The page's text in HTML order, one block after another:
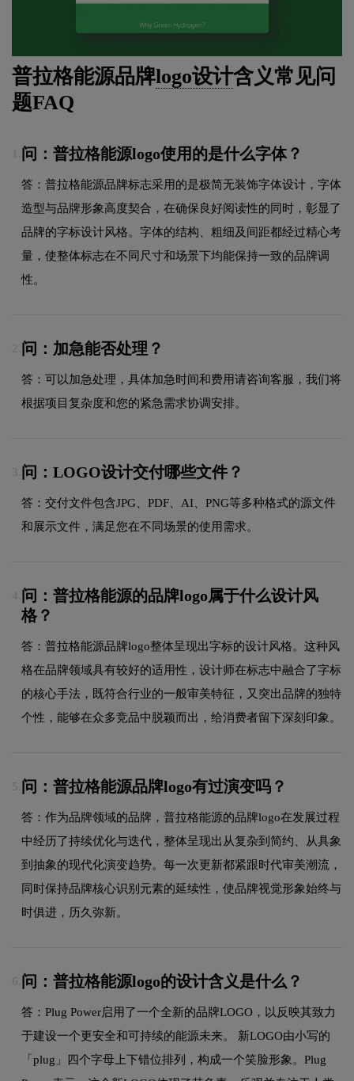
普拉格能源品牌logo设计含义常见问
题FAQ
问：普拉格能源logo使用的是什么字体？
答：普拉格能源品牌标志采用的是极简无装饰字体设计，字体
造型与品牌形象高度契合，在确保良好阅读性的同时，彰显了
品牌的字标设计风格。字体的结构、粗细及间距都经过精心考
量，使整体标志在不同尺寸和场景下均能保持一致的品牌调
性。
2. 问：加急能否处理？
答：可以加急处理，具体加急时间和费用请咨询客服，我们将
根据项目复杂度和您的紧急需求协调安排。
3. 问：LOGO设计交付哪些文件？
答：交付文件包含JPG、PDF、AI、PNG等多种格式的源文件
和展示文件，满足您在不同场景的使用需求。
4. 问：普拉格能源的品牌logo属于什么设计风
格？
答：普拉格能源品牌logo整体呈现出字标的设计风格。这种风
格在品牌领域具有较好的适用性，设计师在标志中融合了字标
的核心手法，既符合行业的一般审美特征，又突出品牌的独特
个性，能够在众多竞品中脱颖而出，给消费者留下深刻印象。
5. 问：普拉格能源品牌logo有过演变吗？
答：作为品牌领域的品牌，普拉格能源的品牌logo在发展过程
中经历了持续优化与迭代，整体呈现出从复杂到简约、从具象
到抽象的现代化演变趋势。每一次更新都紧跟时代审美潮流，
同时保持品牌核心识别元素的延续性，使品牌视觉形象始终与
时俱进，历久弥新。
6. 问：普拉格能源logo的设计含义是什么？
答：Plug Power启用了一个全新的品牌LOGO，以反映其致力
于建设一个更安全和可持续的能源未来。 新LOGO由小写的
「plug」四个字母上下错位排列，构成一个笑脸形象。Plug